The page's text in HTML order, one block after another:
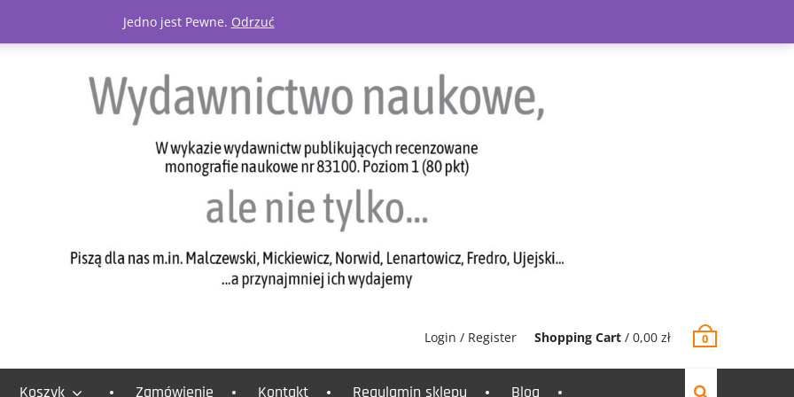
Login / Register Shopping Cart / 0,00 zł 0
Koszyk Zamówienie Kontakt Regulamin sklepu Blog
Jedno jest Pewne. Odrzuć